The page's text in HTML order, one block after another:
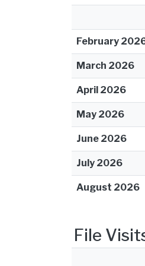
February
March 2026
April 2026
May 2026
June 2026
July 2026
August 2026
File